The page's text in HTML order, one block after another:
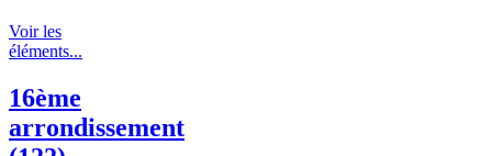
Voir les
éléments...
16ème
arrondissement